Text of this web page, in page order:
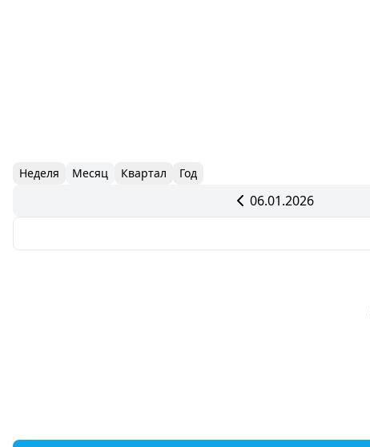
Неделя Месяц Квартал Год
06.01.2026